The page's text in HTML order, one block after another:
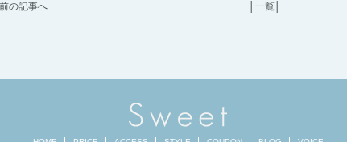
前の記事へ 一覧